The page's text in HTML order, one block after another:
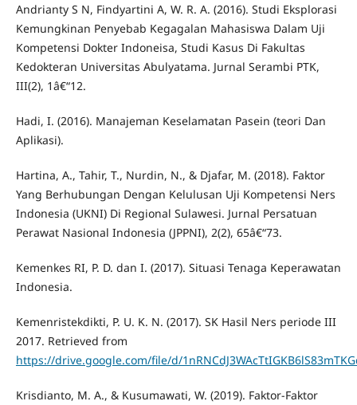
Andrianty S N, Findyartini A, W. R. A. (2016). Studi Eksplorasi
Kemungkinan Penyebab Kegagalan Mahasiswa Dalam Uji
Kompetensi Dokter Indoneisa, Studi Kasus Di Fakultas
Kedokteran Universitas Abulyatama. Jurnal Serambi PTK,
III(2), 1â€“12.
Hadi, I. (2016). Manajeman Keselamatan Pasein (teori Dan
Aplikasi).
Hartina, A., Tahir, T., Nurdin, N., & Djafar, M. (2018). Faktor
Yang Berhubungan Dengan Kelulusan Uji Kompetensi Ners
Indonesia (UKNI) Di Regional Sulawesi. Jurnal Persatuan
Perawat Nasional Indonesia (JPPNI), 2(2), 65â€“73.
Kemenkes RI, P. D. dan I. (2017). Situasi Tenaga Keperawatan
Indonesia.
Kemenristekdikti, P. U. K. N. (2017). SK Hasil Ners periode III
2017. Retrieved from
https://drive.google.com/file/d/
Krisdianto, M. A., & Kusumawati, W. (2019). Faktor-Faktor